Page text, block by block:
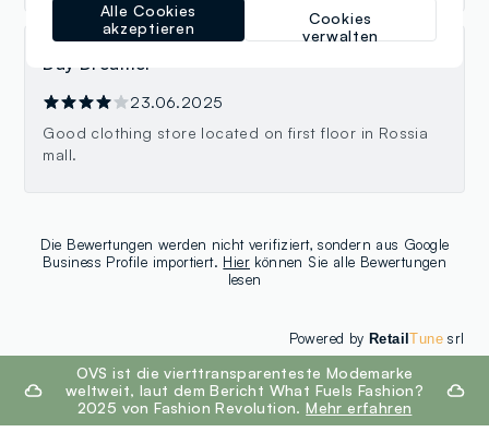
Day Dreamer
23.06.2025
Good clothing store located on first floor in Rossia
mall.
Die Bewertungen werden nicht verifiziert, sondern aus Google
Business Profile importiert. Hier können Sie alle Bewertungen
lesen
Powered by RetailTunesrl
footer.ariatitleOVS ist die vierttransparenteste Modemarke
weltweit, laut dem Bericht What Fuels Fashion?
2025 von Fashion Revolution.Mehr erfahren
Cookies
verwalten
Alle Cookies
akzeptieren